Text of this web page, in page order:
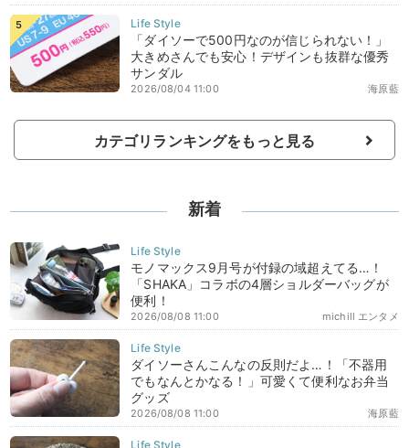
「ダイソーで500円なのが信じられない！」
大きめさんでも安心！デザインも抜群な優秀
サンダル
海原藍
2026/08/04 11:00
カテゴリランキングをもっと見る
新着
モノマックス9月号が付録の域超えてる…！
「SHAKA」コラボの4層ショルダーバッグが
便利！
michill エンタメ
2026/08/08 11:00
ダイソーさんこんなの反則だよ…！「不器用
でもなんとかなる！」可愛くて便利なお弁当
グッズ
海原藍
2026/08/08 11:00